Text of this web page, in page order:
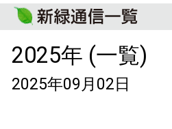
2025年 (一覧)
2025年09月02日